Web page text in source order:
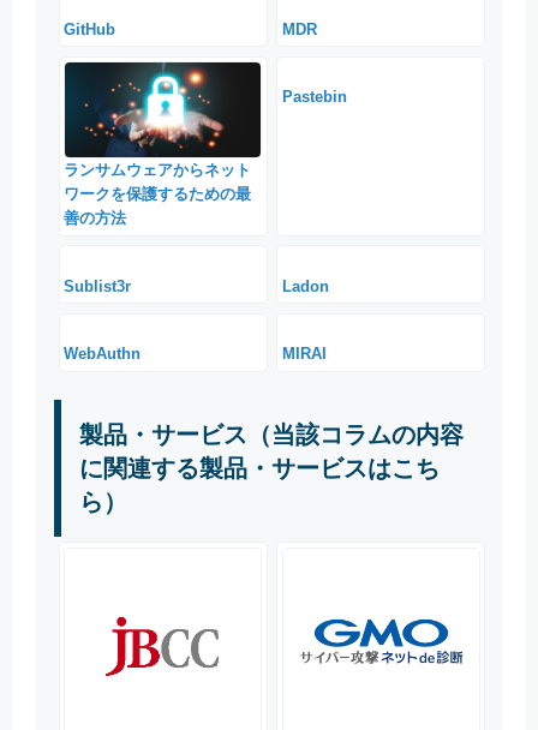
GitHub MDR
ランサムウェアからネット
ワークを保護するための最
善の方法
Pastebin
Sublist3r Ladon
WebAuthn MIRAI
製品・サービス（当該コラムの内容
に関連する製品・サービスはこち
ら）